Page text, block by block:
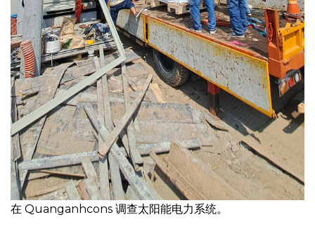
在 Quanganhcons 调查太阳能电力系统。